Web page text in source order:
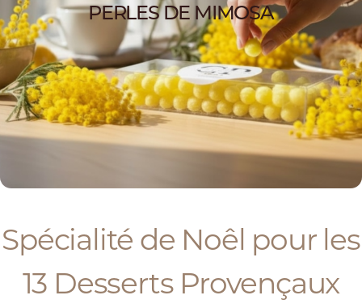
PERLES DE MIMOSA
Spécialité de Noêl pour les
13 Desserts Provençaux